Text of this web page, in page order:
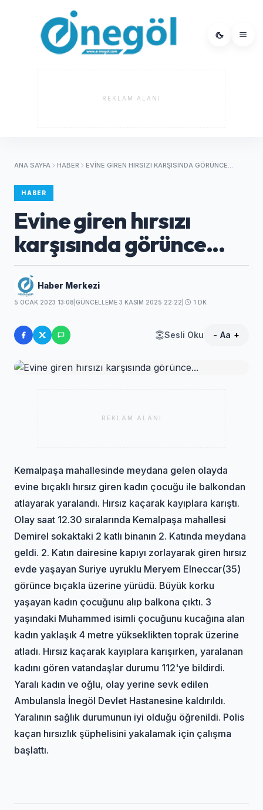
REKLAM ALANI
ANA SAYFA HABER EVINE GIREN HIRSIZI KARŞISINDA GÖRÜNCE...
HABER
Evine giren hırsızı
karşısında görünce...
Haber Merkezi
5 OCAK 2023 13:08 GÜNCELLEME 3 KASIM 2025 22:22 1 DK
Sesli Oku - Aa +
REKLAM ALANI
Kemalpaşa mahallesinde meydana gelen olayda
evine bıçaklı hırsız giren kadın çocuğu ile balkondan
atlayarak yaralandı. Hırsız kaçarak kayıplara karıştı.
Olay saat 12.30 sıralarında Kemalpaşa mahallesi
Demirel sokaktaki 2 katlı binanın 2. Katında meydana
geldi. 2. Katın dairesine kapıyı zorlayarak giren hırsız
evde yaşayan Suriye uyruklu Meryem Elneccar(35)
görünce bıçakla üzerine yürüdü. Büyük korku
yaşayan kadın çocuğunu alıp balkona çıktı. 3
yaşındaki Muhammed isimli çocuğunu kucağına alan
kadın yaklaşık 4 metre yükseklikten toprak üzerine
atladı. Hırsız kaçarak kayıplara karışırken, yaralanan
kadını gören vatandaşlar durumu 112'ye bildirdi.
Yaralı kadın ve oğlu, olay yerine sevk edilen
Ambulansla İnegöl Devlet Hastanesine kaldırıldı.
Yaralının sağlık durumunun iyi olduğu öğrenildi. Polis
kaçan hırsızlık şüphelisini yakalamak için çalışma
başlattı.